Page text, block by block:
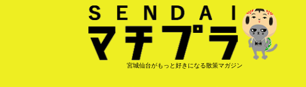
宮城仙台がもっと好きになる散策マガジン